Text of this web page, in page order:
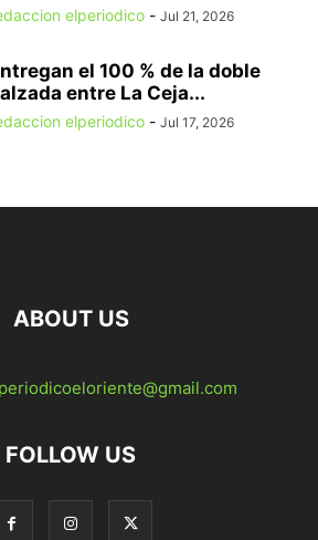
elperiodico - Jul 21, 2026
el 100 % de la doble
entre La Ceja...
elperiodico - Jul 17, 2026
ABOUT US
periodicoeloriente@gmail.com
FOLLOW US